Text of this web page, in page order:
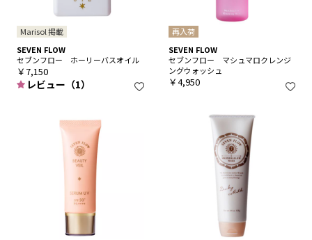
Marisol 掲載
SEVEN FLOW
セブンフロー ホーリーバスオイル
￥7,150
レビュー（1）
再入荷
SEVEN FLOW
セブンフロー マシュマロクレンジ
ングウォッシュ
￥4,950